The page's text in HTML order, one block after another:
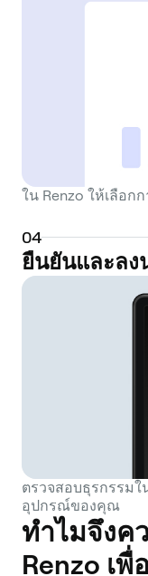
advantage of
maintaining
restaked
can be
decentralized
allowing
Renzo also
2 networks,
reducing
the EigenLayer
ใน Renzo ให้เลือก
04
ยืนยันและลง
ตรวจสอบธุรกรรม
อุปกรณ์ของคุณ
ทำไมจึงค
Renzo เ